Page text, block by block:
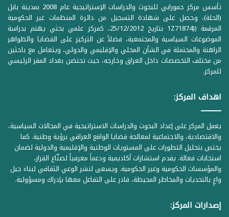
تأسس مركز حمورابي للبحوث والدراسات الإستراتيجية عام 2008 بمدينة بابل
(الحلة)، وحصل على شهادة التسجيل من دائرة المنظمات غير الحكومية
المرقمة ((1Z71874 بتاريخ 25/12/2012، كمركز علمي بحثي يهتم بدراسة
الموضوعات السياسية والمجتمعية، فضلاً عن التركيز على القضايا والظواهر
الراهنة والمحتملة في الشأن المحلي والإقليمي والدولي، ويتعامل مع باحثين
من مختلف التخصصات داخل العراق وخارجه، حيث تحتضن بغداد المقر الرئيسي
للمركز.
اهداف المركز:
يعمل المركز على إعداد البحوث والدراسات الاستراتيجية في المجالات السياسية،
والاقتصادية، والاجتماعية لمعالجة قضايا الواقع العراقي برؤية وطنية. كما
يختص بتحليل التطورات على المستويات الوطنية والإقليمية والدولية لضمان
استجابات فعالة. يقدم استشارات أكاديمية ودعماً معرفياً لصنّاع القرار،
والمؤسسات الحكومية وغير الحكومية. ويسعى لنشر الوعي الثقافي لبناء جيل
واعٍ بالتحديات والمخاطر المحيطة، قادر على التفاعل معها بإدراك ومسؤولية.
إصدارات المركز: